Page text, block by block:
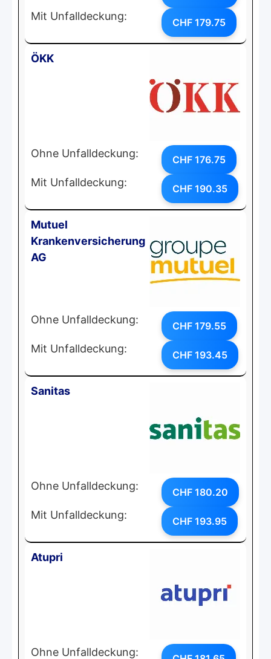
Mit Unfalldeckung: CHF 179.75
ÖKK
Ohne Unfalldeckung: CHF 176.75
Mit Unfalldeckung: CHF 190.35
Mutuel
Krankenversicherung
AG
Ohne Unfalldeckung: CHF 179.55
Mit Unfalldeckung: CHF 193.45
Sanitas
Ohne Unfalldeckung: CHF 180.20
Mit Unfalldeckung: CHF 193.95
Atupri
Ohne Unfalldeckung: